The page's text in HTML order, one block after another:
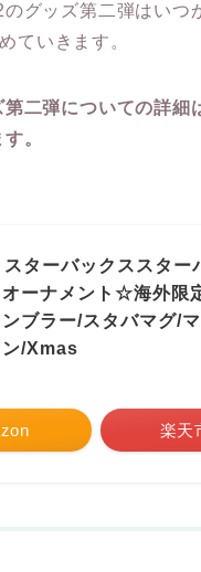
グッズ第二弾はいつ
ていきます。
二弾についての詳細
。
ターバックススター
ーナメント☆海外限
ブラー/スタバマグ/
ン/Xmas
楽天